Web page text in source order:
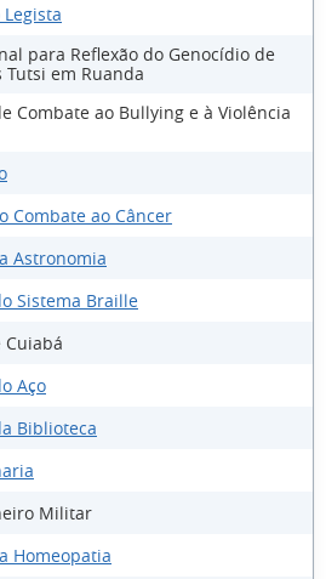
para Reflexão do Genocídio de
Tutsi em Ruanda
Combate ao Bullying e à Violência
Combate ao Câncer
Astronomia
Sistema Braille
Aço
Biblioteca
Militar
Homeopatia